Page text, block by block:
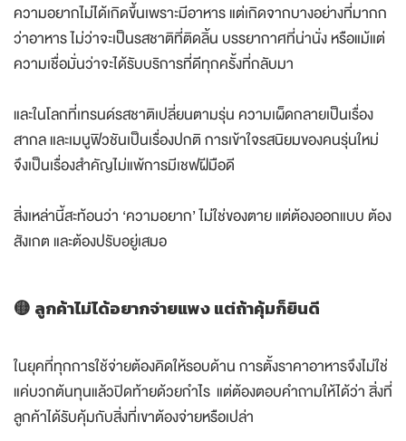
ความอยากไม่ได้เกิดขึ้นเพราะมีอาหาร แต่เกิดจากบางอย่างที่มากก
ว่าอาหาร ไม่ว่าจะเป็นรสชาติที่ติดลิ้น บรรยากาศที่น่านั่ง หรือแม้แต่
ความเชื่อมั่นว่าจะได้รับบริการที่ดีทุกครั้งที่กลับมา
และในโลกที่เทรนด์รสชาติเปลี่ยนตามรุ่น ความเผ็ดกลายเป็นเรื่อง
สากล และเมนูฟิวชันเป็นเรื่องปกติ การเข้าใจรสนิยมของคนรุ่นใหม่
จึงเป็นเรื่องสำคัญไม่แพ้การมีเชฟฝีมือดี
สิ่งเหล่านี้สะท้อนว่า ‘ความอยาก’ ไม่ใช่ของตาย แต่ต้องออกแบบ ต้อง
สังเกต และต้องปรับอยู่เสมอ
🟡 ลูกค้าไม่ได้อยากจ่ายแพง แต่ถ้าคุ้มก็ยินดี
ในยุคที่ทุกการใช้จ่ายต้องคิดให้รอบด้าน การตั้งราคาอาหารจึงไม่ใช่
แค่บวกต้นทุนแล้วปิดท้ายด้วยกำไร แต่ต้องตอบคำถามให้ได้ว่า สิ่งที่
ลูกค้าได้รับคุ้มกับสิ่งที่เขาต้องจ่ายหรือเปล่า